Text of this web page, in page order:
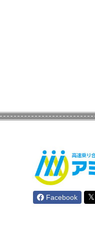
Facebook